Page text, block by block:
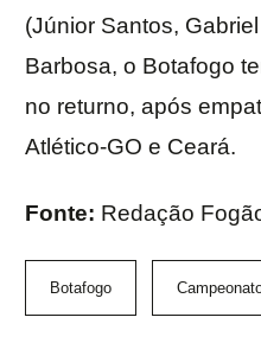
(Júnior Santos,
Barbosa, o Botafogo
no returno, após
Atlético-GO e Ceará.
Fonte: Redação
Botafogo